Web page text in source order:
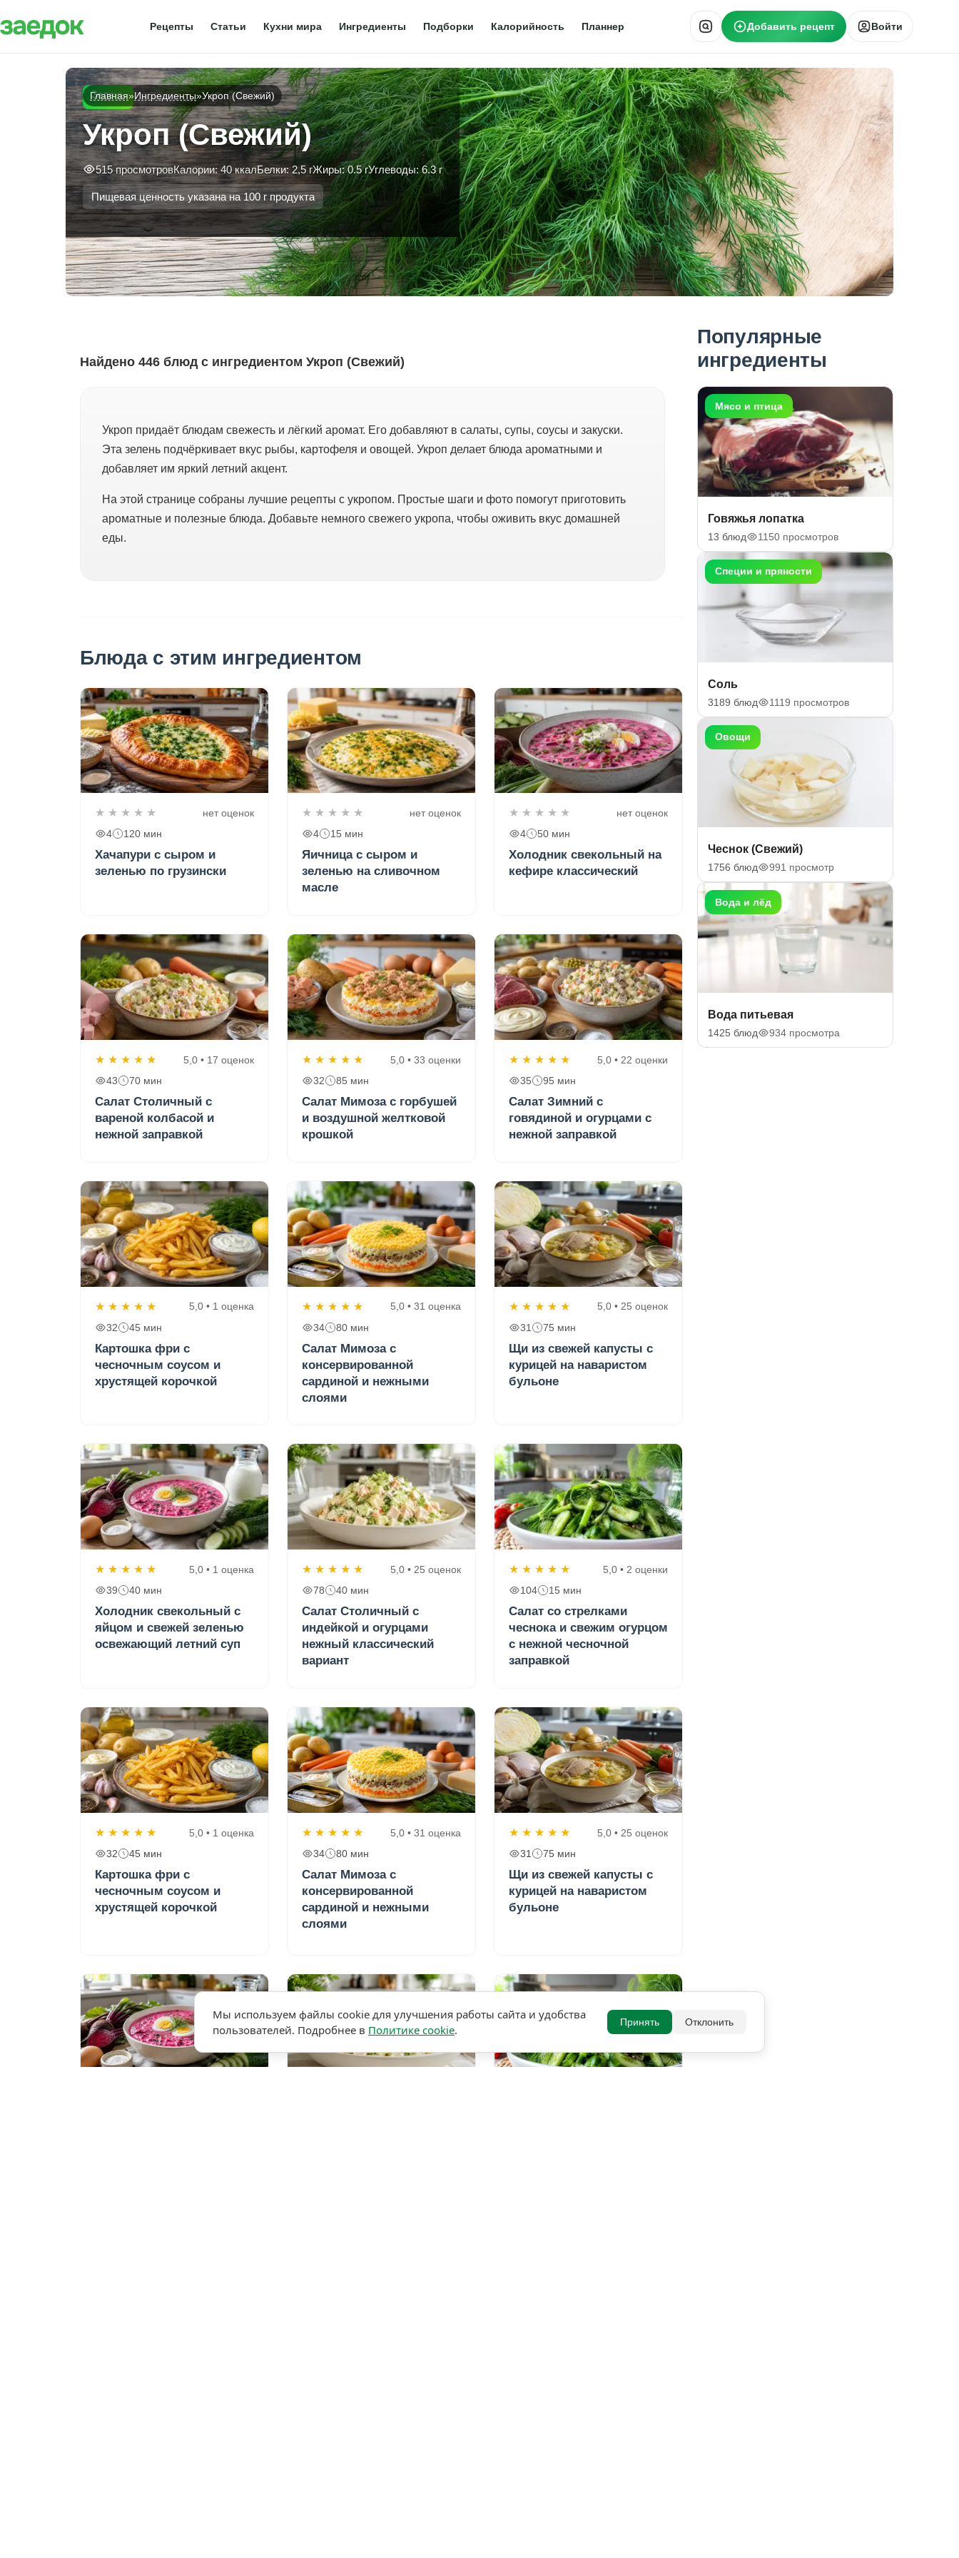
Рецепты Статьи Кухни мира Ингредиенты Подборки Калорийность Планнер Добавить рецепт Войти
Главная»Ингредиенты»Укроп (Свежий)
Зелень
Укроп (Свежий)
515 просмотровКалории: 40 ккалБелки: 2,5 гЖиры: 0.5 гУглеводы: 6.3 г
Пищевая ценность указана на 100 г продукта
Найдено 446 блюд с ингредиентом Укроп (Свежий)
Укроп придаёт блюдам свежесть и лёгкий аромат. Его добавляют в салаты, супы, соусы и закуски.
Эта зелень подчёркивает вкус рыбы, картофеля и овощей. Укроп делает блюда ароматными и
добавляет им яркий летний акцент.
На этой странице собраны лучшие рецепты с укропом. Простые шаги и фото помогут приготовить
ароматные и полезные блюда. Добавьте немного свежего укропа, чтобы оживить вкус домашней
еды.
Блюда с этим ингредиентом
★ ★ ★ ★ ★
нет оценок
4
120 мин
Хачапури с сыром и
зеленью по грузински
★ ★ ★ ★ ★
нет оценок
4
15 мин
Яичница с сыром и
зеленью на сливочном
масле
★ ★ ★ ★ ★
нет оценок
4
50 мин
Холодник свекольный на
кефире классический
★ ★ ★ ★ ★
5,0 • 17 оценок
43
70 мин
Салат Столичный с
вареной колбасой и
нежной заправкой
★ ★ ★ ★ ★
5,0 • 33 оценки
32
85 мин
Салат Мимоза с горбушей
и воздушной желтковой
крошкой
★ ★ ★ ★ ★
5,0 • 22 оценки
35
95 мин
Салат Зимний с
говядиной и огурцами с
нежной заправкой
★ ★ ★ ★ ★
5,0 • 1 оценка
32
45 мин
Картошка фри с
чесночным соусом и
хрустящей корочкой
★ ★ ★ ★ ★
5,0 • 31 оценка
34
80 мин
Салат Мимоза с
консервированной
сардиной и нежными
слоями
★ ★ ★ ★ ★
5,0 • 25 оценок
31
75 мин
Щи из свежей капусты с
курицей на наваристом
бульоне
★ ★ ★ ★ ★
5,0 • 1 оценка
39
40 мин
Холодник свекольный с
яйцом и свежей зеленью
освежающий летний суп
★ ★ ★ ★ ★
5,0 • 25 оценок
78
40 мин
Салат Столичный с
индейкой и огурцами
нежный классический
вариант
★ ★ ★ ★ ★
5,0 • 2 оценки
104
15 мин
Салат со стрелками
чеснока и свежим огурцом
с нежной чесночной
заправкой
★ ★ ★ ★ ★
5,0 • 1 оценка
32
45 мин
Картошка фри с
чесночным соусом и
хрустящей корочкой
★ ★ ★ ★ ★
5,0 • 31 оценка
34
80 мин
Салат Мимоза с
консервированной
сардиной и нежными
слоями
★ ★ ★ ★ ★
5,0 • 25 оценок
31
75 мин
Щи из свежей капусты с
курицей на наваристом
бульоне
Популярные
ингредиенты
Мясо и птица
Говяжья лопатка
13 блюд 1150 просмотров
Специи и пряности
Соль
3189 блюд 1119 просмотров
Овощи
Чеснок (Свежий)
1756 блюд 991 просмотр
Вода и лёд
Вода питьевая
1425 блюд 934 просмотра
Мы используем файлы cookie для улучшения работы сайта и удобства
пользователей. Подробнее в Политике cookie.
Принять Отклонить